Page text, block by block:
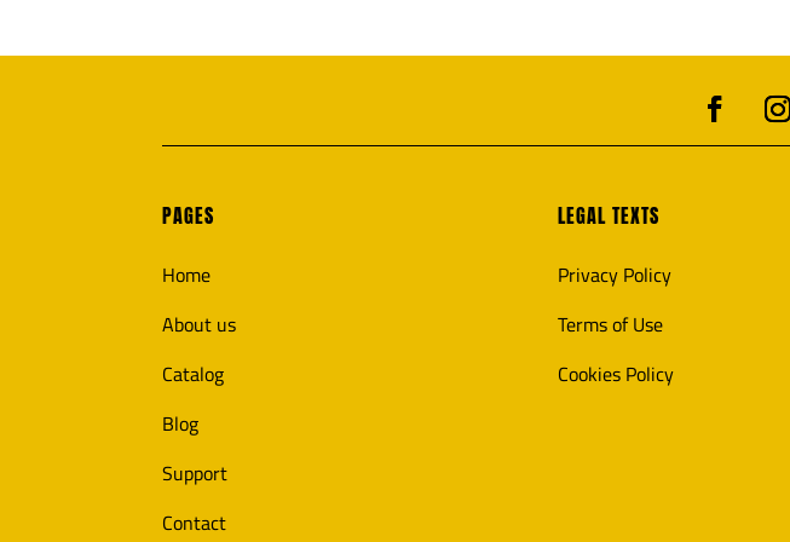
PAGES
Home
About us
Catalog
Blog
Support
Contact
LEGAL TEXTS
Privacy Policy
Terms of Use
Cookies Policy